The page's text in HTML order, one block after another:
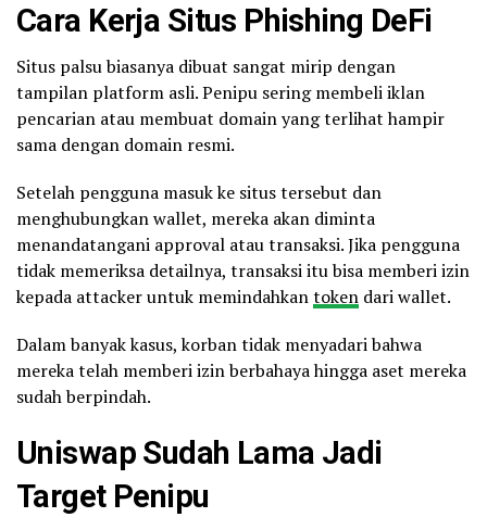
0x37925684BA178821b4436E06e67f
5dBD6cfA49Bb
0x2fC25F46cC49D226eF92E9A7665f
3d2821F3c5E2
Please only use official links, and…
pic.twitter.com/JikqftTVHY
— b-block (@b_block_oficial)May 25, 2026
Cara Kerja Situs Phishing DeFi
Situs palsu biasanya dibuat sangat mirip dengan
tampilan platform asli. Penipu sering membeli iklan
pencarian atau membuat domain yang terlihat hampir
sama dengan domain resmi.
Setelah pengguna masuk ke situs tersebut dan
menghubungkan wallet, mereka akan diminta
menandatangani approval atau transaksi. Jika pengguna
tidak memeriksa detailnya, transaksi itu bisa memberi izin
kepada attacker untuk memindahkantoken dari wallet.
Dalam banyak kasus, korban tidak menyadari bahwa
mereka telah memberi izin berbahaya hingga aset mereka
sudah berpindah.
Uniswap Sudah Lama Jadi
Target Penipu